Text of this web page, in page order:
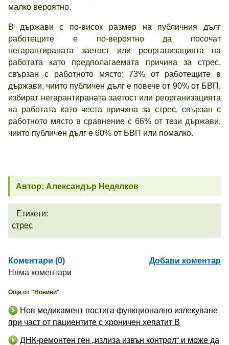
малко вероятно.
В държави с по-висок размер на публичния дълг
работещите е по-вероятно да посочат
негарантираната заетост или реорганизацията на
работата като предполагаемата причина за стрес,
свързан с работното място; 73% от работещите в
държави, чиито публичен дълг е повече от 90% от БВП,
избират негарантираната заетост или реорганизацията
на работата като честа причина за стрес, свързан с
работното място в сравнение с 66% от тези държави,
чиито публичен дълг е 60% от БВП или помалко.
Автор: Александър Недялков
Етикети:
стрес
Коментари (0)
Добави коментар
Няма коментари
Още от "Новини"
Нов медикамент постига функционално излекуване
при част от пациентите с хроничен хепатит B
ДНК-ремонтен ген „излиза извън контрол“ и може да